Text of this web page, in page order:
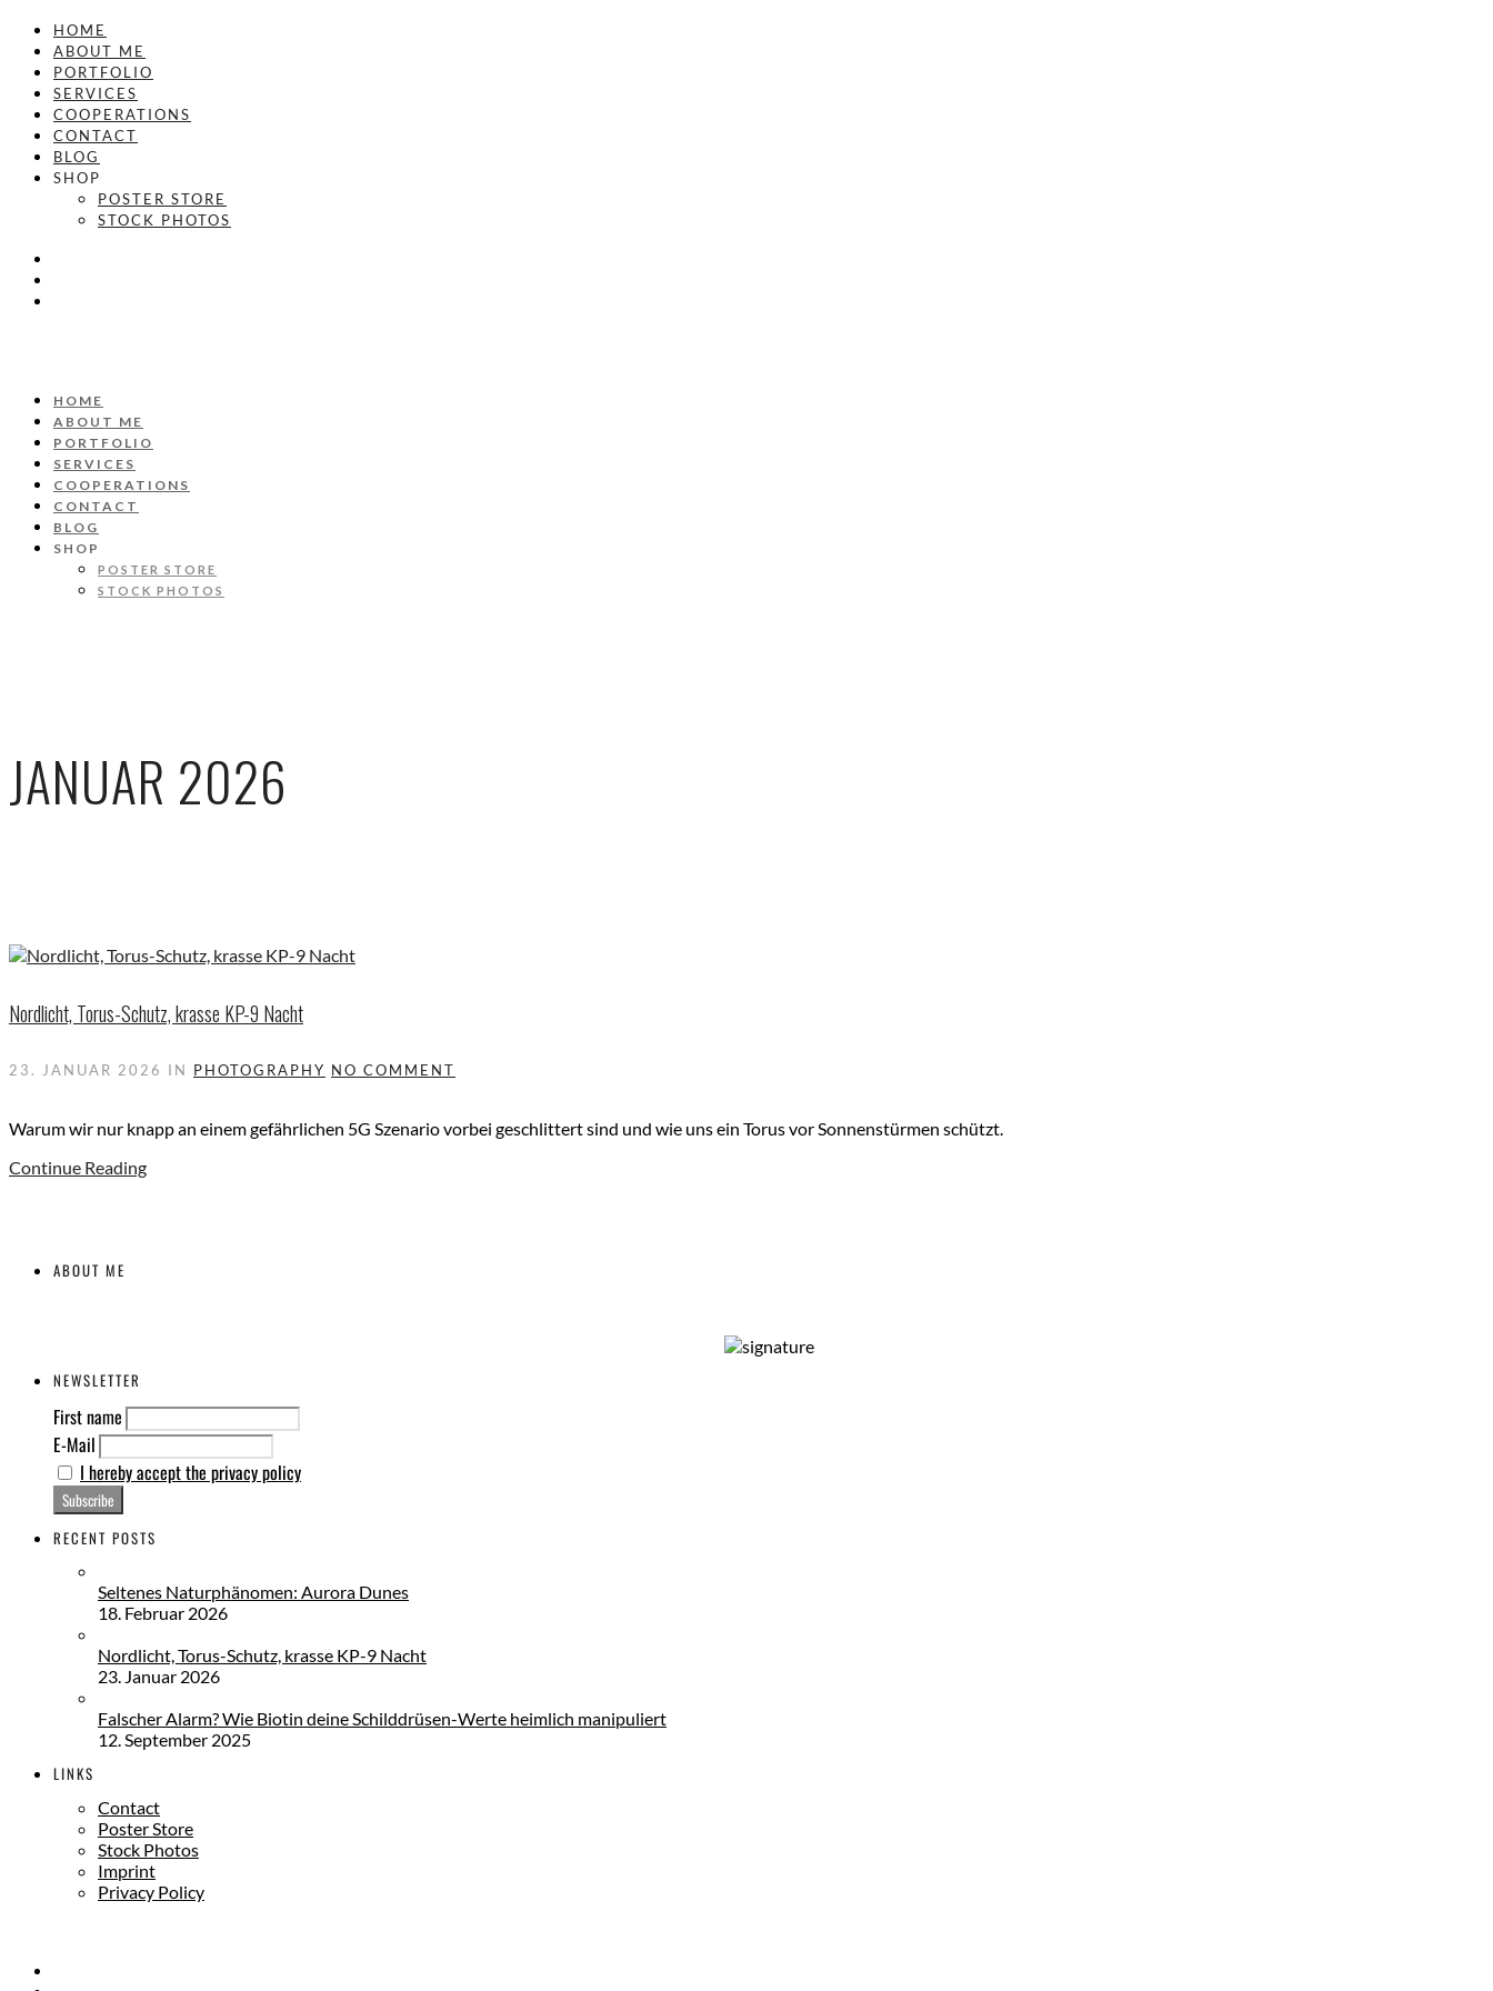
HOME
ABOUT ME
PORTFOLIO
SERVICES
COOPERATIONS
CONTACT
BLOG
SHOP
POSTER STORE
STOCK PHOTOS
HOME
ABOUT ME
PORTFOLIO
SERVICES
COOPERATIONS
CONTACT
BLOG
SHOP
POSTER STORE
STOCK PHOTOS
JANUAR 2026
Nordlicht, Torus-Schutz, krasse KP-9 Nacht
23. JANUAR 2026 IN PHOTOGRAPHY NO COMMENT
Warum wir nur knapp an einem gefährlichen 5G Szenario vorbei geschlittert sind und wie uns ein Torus vor Sonnenstürmen schützt.
Continue Reading
ABOUT ME
NEWSLETTER
First name
E-Mail
I hereby accept the privacy policy
RECENT POSTS
Seltenes Naturphänomen: Aurora Dunes
18. Februar 2026
Nordlicht, Torus-Schutz, krasse KP-9 Nacht
23. Januar 2026
Falscher Alarm? Wie Biotin deine Schilddrüsen-Werte heimlich manipuliert
12. September 2025
LINKS
Contact
Poster Store
Stock Photos
Imprint
Privacy Policy